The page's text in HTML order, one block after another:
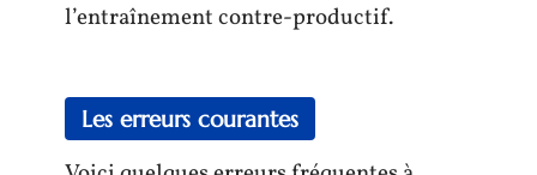
l’entraînement contre-productif.
Les erreurs courantes